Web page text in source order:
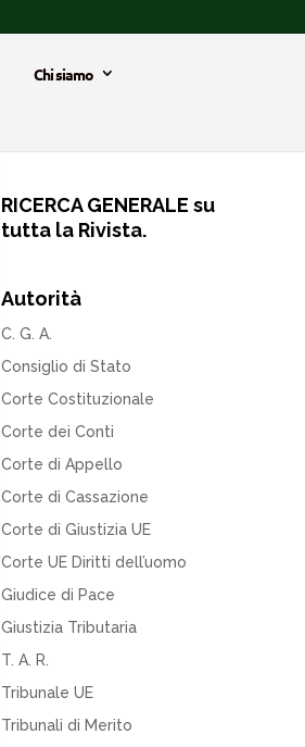
Chi siamo
RICERCA GENERALE su
tutta la Rivista.
Autorità
C. G. A.
Consiglio di Stato
Corte Costituzionale
Corte dei Conti
Corte di Appello
Corte di Cassazione
Corte di Giustizia UE
Corte UE Diritti dell’uomo
Giudice di Pace
Giustizia Tributaria
T. A. R.
Tribunale UE
Tribunali di Merito